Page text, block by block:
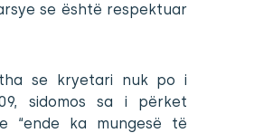
se është respektuar
tha se kryetari nuk po i
sidomos sa i përket
“ende ka mungesë të